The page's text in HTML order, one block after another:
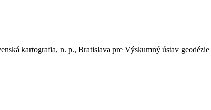
kartografia, n. p., Bratislava pre Výskumný ústav